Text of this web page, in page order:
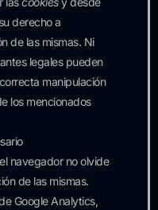
derecho a
de las mismas. Ni
legales pueden
manipulación
los mencionados
navegador no olvide
de las mismas.
Google Analytics,